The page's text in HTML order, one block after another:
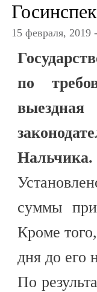
15 февраля, 2019
по
выездная
Нальчика.
суммы
Кроме
дня до его
По